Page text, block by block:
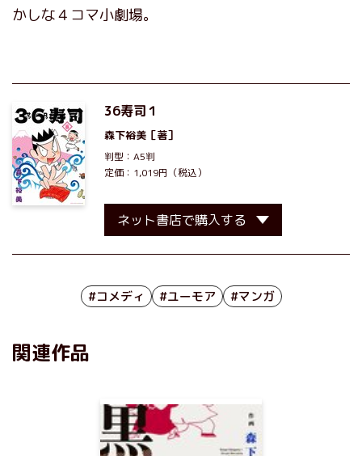
かしな４コマ小劇場。
36寿司１
森下裕美 ［著］
判型：A5判
定価：1,019円（税込）
ネット書店で購入する
#コメディ #ユーモア #マンガ
関連作品